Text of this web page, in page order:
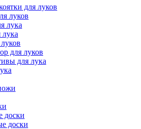
для луков
луков
лука
для луков
для лука
доски
доски